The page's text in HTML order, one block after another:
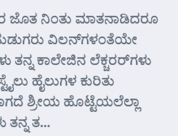
ಜೊತ ನಿಂತು ಮಾತನಾಡಿದರೂ
ವಿಲನ್‌ಗಳಂತೆಯೇ
ತನ್ನ ಕಾಲೇಜಿನ ಲೆಕ್ಚರರ್‌ಗಳು
ಹೈಲುಗಳ ಕುರಿತು
ಶ್ರೀಯ ಹೊಟ್ಟೆಯಲೆಲ್ಲಾ
ತ...